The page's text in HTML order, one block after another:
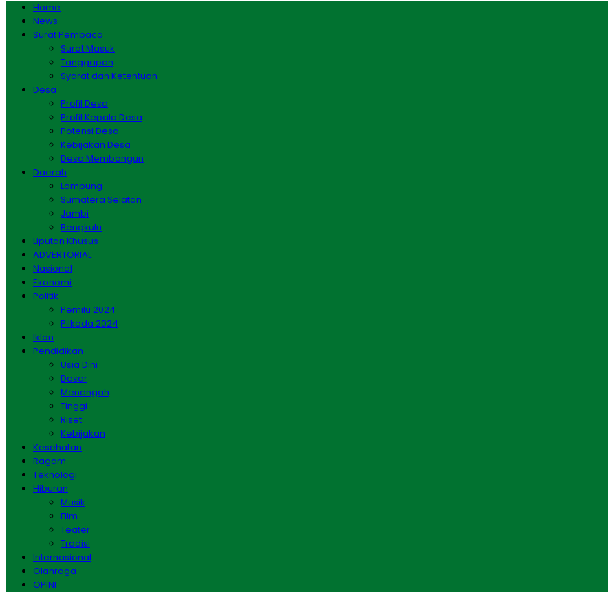
Home
News
Surat Pembaca
Surat Masuk
Tanggapan
Syarat dan Ketentuan
Desa
Profil Desa
Profil Kepala Desa
Potensi Desa
Kebijakan Desa
Desa Membangun
Daerah
Lampung
Sumatera Selatan
Jambi
Bengkulu
Liputan Khusus
ADVERTORIAL
Nasional
Ekonomi
Politik
Pemilu 2024
Pilkada 2024
Iklan
Pendidikan
Usia Dini
Dasar
Menengah
Tinggi
Riset
Kebijakan
Kesehatan
Ragam
Teknologi
Hiburan
Musik
Film
Teater
Tradisi
Internasional
Olahraga
OPINI